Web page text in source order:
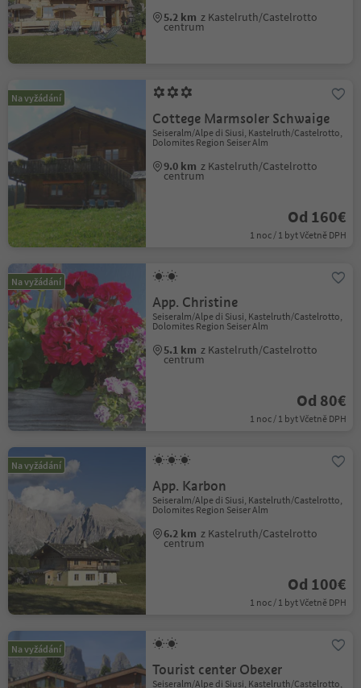
5.2 km z Kastelruth/Castelrotto
centrum
Na vyžádání
Cottege Marmsoler Schwaige
Seiseralm/Alpe di Siusi, Kastelruth/Castelrotto,
Dolomites Region Seiser Alm
9.0 km z Kastelruth/Castelrotto
centrum
Od 160€
1 noc / 1 byt Včetně DPH
Na vyžádání
App. Christine
Seiseralm/Alpe di Siusi, Kastelruth/Castelrotto,
Dolomites Region Seiser Alm
5.1 km z Kastelruth/Castelrotto
centrum
Od 80€
1 noc / 1 byt Včetně DPH
Na vyžádání
App. Karbon
Seiseralm/Alpe di Siusi, Kastelruth/Castelrotto,
Dolomites Region Seiser Alm
6.2 km z Kastelruth/Castelrotto
centrum
Od 100€
1 noc / 1 byt Včetně DPH
Na vyžádání
Tourist center Obexer
Seiseralm/Alpe di Siusi, Kastelruth/Castelrotto,